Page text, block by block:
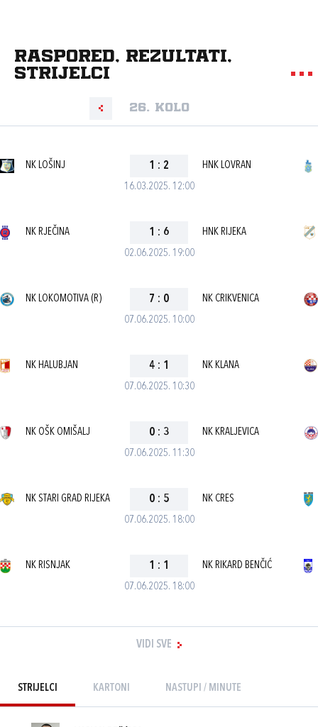
Raspored, rezultati,
strijelci
26. kolo
16.03.2025. 12:00
NK LOŠINJ 1 : 2 HNK LOVRAN
02.06.2025. 19:00
NK RJEČINA 1 : 6 HNK RIJEKA
07.06.2025. 10:00
NK LOKOMOTIVA (R) 7 : 0 NK CRIKVENICA
07.06.2025. 10:30
NK HALUBJAN 4 : 1 NK KLANA
07.06.2025. 11:30
NK OŠK OMIŠALJ 0 : 3 NK KRALJEVICA
07.06.2025. 18:00
NK STARI GRAD RIJEKA 0 : 5 NK CRES
07.06.2025. 18:00
NK RISNJAK 1 : 1 NK RIKARD BENČIĆ
VIDI SVE
STRIJELCI KARTONI NASTUPI / MINUTE